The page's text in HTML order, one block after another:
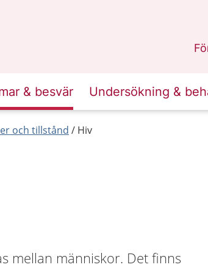
& besvär Undersökning &
och tillstånd Hiv
mellan människor. Det finns